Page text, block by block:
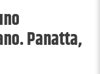
Panatta,